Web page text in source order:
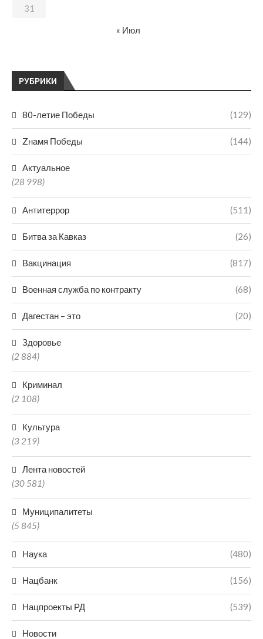
РУБРИКИ
80-летие Победы (129)
Zнамя Победы (144)
Актуальное
(28 998)
Антитеррор (511)
Битва за Кавказ (26)
Вакцинация (817)
Военная служба по контракту (68)
Дагестан – это (20)
Здоровье
(2 884)
Криминал
(2 108)
Культура
(3 219)
Лента новостей
(30 581)
Муниципалитеты
(5 845)
Наука (480)
Нацбанк (156)
Нацпроекты РД (539)
Новости
31
« Июл